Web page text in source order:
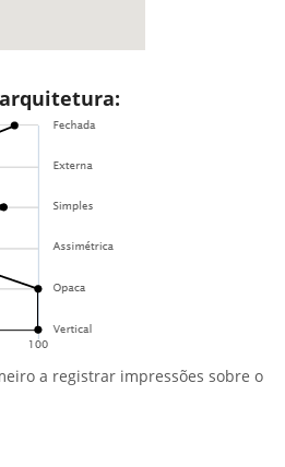
a registrar impressões sobre o